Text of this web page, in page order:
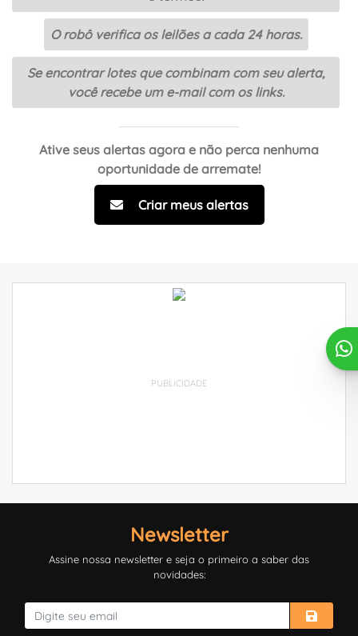
O robô verifica os leilões a cada 24 horas.
Se encontrar lotes que combinam com seu alerta,
você recebe um e-mail com os links.
Ative seus alertas agora e não perca nenhuma
oportunidade de arremate!
Criar meus alertas
PUBLICIDADE
Newsletter
Assine nossa newsletter e seja o primeiro a saber das
novidades: